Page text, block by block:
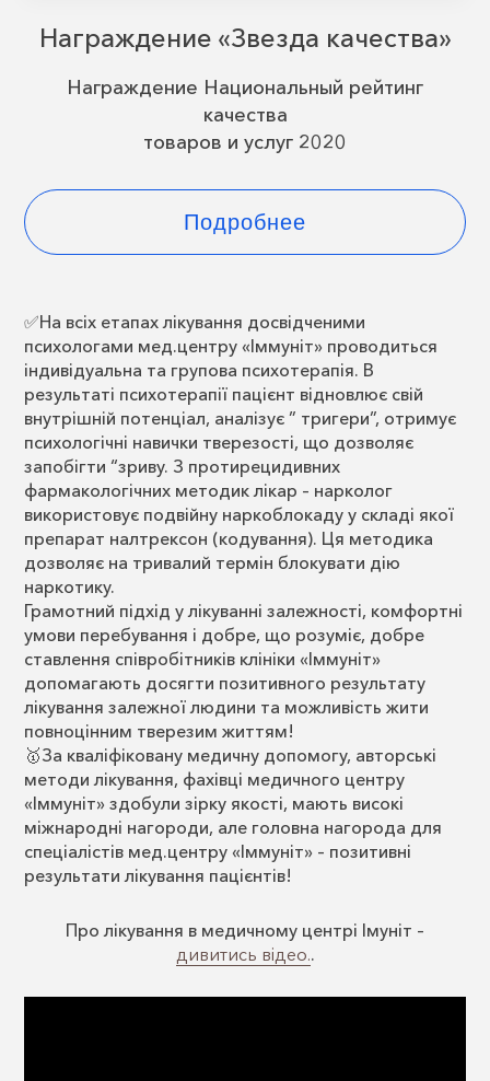
Награждение «Звезда качества»
Награждение Национальный рейтинг
качества
товаров и услуг 2020
Подробнее
✅На всіх етапах лікування досвідченими
психологами мед.центру «Іммуніт» проводиться
індивідуальна та групова психотерапія. В
результаті психотерапії пацієнт відновлює свій
внутрішній потенціал, аналізує ” тригери”, отримує
психологічні навички тверезості, що дозволяє
запобігти “зриву. З протирецидивних
фармакологічних методик лікар – нарколог
використовує подвійну наркоблокаду у складі якої
препарат налтрексон (кодування). Ця методика
дозволяє на тривалий термін блокувати дію
наркотику.
Грамотний підхід у лікуванні залежності, комфортні
умови перебування і добре, що розуміє, добре
ставлення співробітників клініки «Іммуніт»
допомагають досягти позитивного результату
лікування залежної людини та можливість жити
повноцінним тверезим життям!
🥇За кваліфіковану медичну допомогу, авторські
методи лікування, фахівці медичного центру
«Іммуніт» здобули зірку якості, мають високі
міжнародні нагороди, але головна нагорода для
спеціалістів мед.центру «Іммуніт» – позитивні
результати лікування пацієнтів!
Про лікування в медичному центрі Імуніт –
дивитись відео..